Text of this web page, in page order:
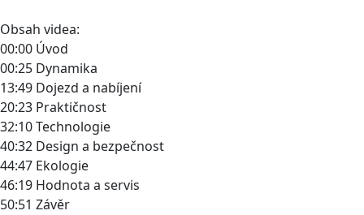
Obsah videa:
00:00 Úvod
00:25 Dynamika
13:49 Dojezd a nabíjení
20:23 Praktičnost
32:10 Technologie
40:32 Design a bezpečnost
44:47 Ekologie
46:19 Hodnota a servis
50:51 Závěr